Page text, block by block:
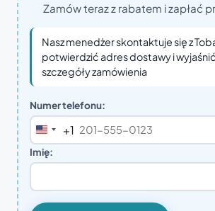
Zamów teraz z rabatem i zapłać
Nasz menedżer skontaktuje się z
potwierdzić adres dostawy i
szczegóły zamówienia
Numer telefonu:
United
States
+1
Imię: